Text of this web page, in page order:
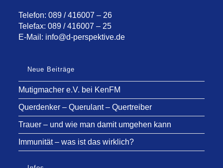
Telefon: 089 / 416007 – 26
Telefax: 089 / 416007 – 25
E-Mail: info@d-perspektive.de
Neue Beiträge
Mutigmacher e.V. bei KenFM
Querdenker – Querulant – Quertreiber
Trauer – und wie man damit umgehen kann
Immunität – was ist das wirklich?